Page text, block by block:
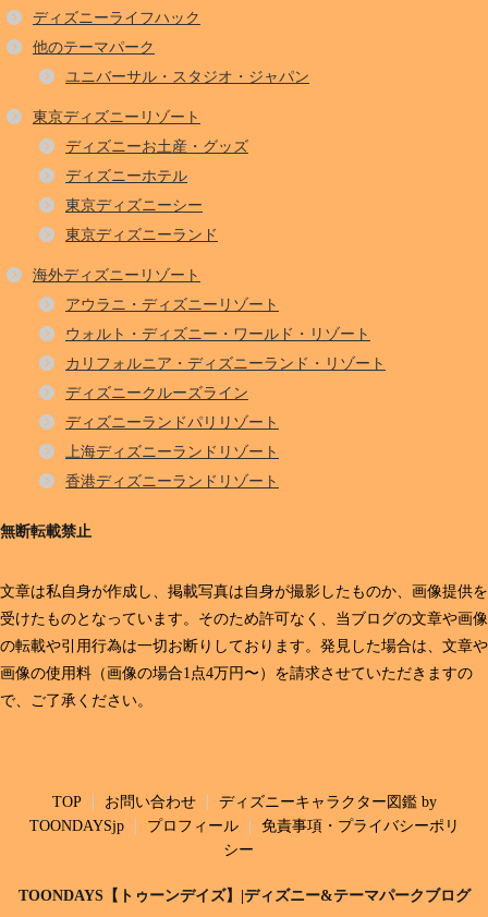
ディズニーライフハック
他のテーマパーク
ユニバーサル・スタジオ・ジャパン
東京ディズニーリゾート
ディズニーお土産・グッズ
ディズニーホテル
東京ディズニーシー
東京ディズニーランド
海外ディズニーリゾート
アウラニ・ディズニーリゾート
ウォルト・ディズニー・ワールド・リゾート
カリフォルニア・ディズニーランド・リゾート
ディズニークルーズライン
ディズニーランドパリリゾート
上海ディズニーランドリゾート
香港ディズニーランドリゾート
無断転載禁止
文章は私自身が作成し、掲載写真は自身が撮影したものか、画像提供を
受けたものとなっています。そのため許可なく、当ブログの文章や画像
の転載や引用行為は一切お断りしております。発見した場合は、文章や
画像の使用料（画像の場合1点4万円〜）を請求させていただきますの
で、ご了承ください。
TOP お問い合わせ
ディズニーキャラクター図鑑 by
TOONDAYSjp
プロフィール
免責事項・プライバシーポリ
シー
TOONDAYS【トゥーンデイズ】|ディズニー&テーマパークブログ